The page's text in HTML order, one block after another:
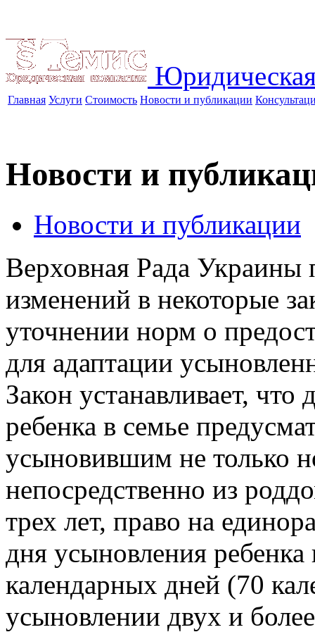
Главная Услуги Стоимость Новости и публикации
Новости и
Новости и публикации
Верховная Рада Украины
изменений в некоторые
уточнении норм о
для адаптации
Закон устанавливает,
ребенка в семье
усыновившим не только
непосредственно из
трех лет, право на
дня усыновления
календарных дней (70
усыновлении двух и